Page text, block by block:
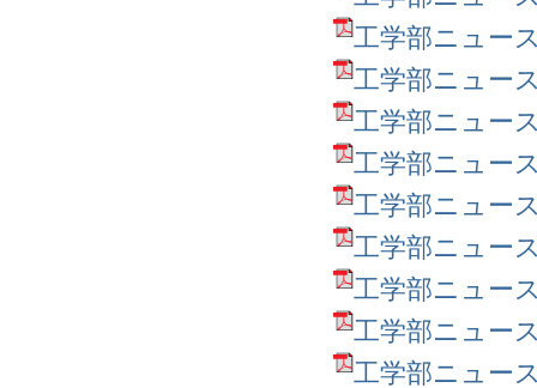
工学部ニュー
工学部ニュー
工学部ニュー
工学部ニュー
工学部ニュー
工学部ニュー
工学部ニュー
工学部ニュー
工学部ニュー